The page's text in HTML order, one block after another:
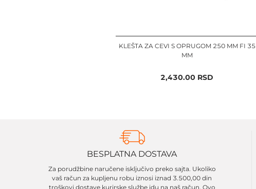
KLEŠTA ZA CEVI S OPRUGOM 250 MM FI 35
MM
2,430.00 RSD
BESPLATNA DOSTAVA
Za porudžbine naručene isključivo preko sajta. Ukoliko
vaš račun za kupljenu robu iznosi iznad 3.500,00 din
troškovi dostave kurirske službe idu na naš račun. Ovo